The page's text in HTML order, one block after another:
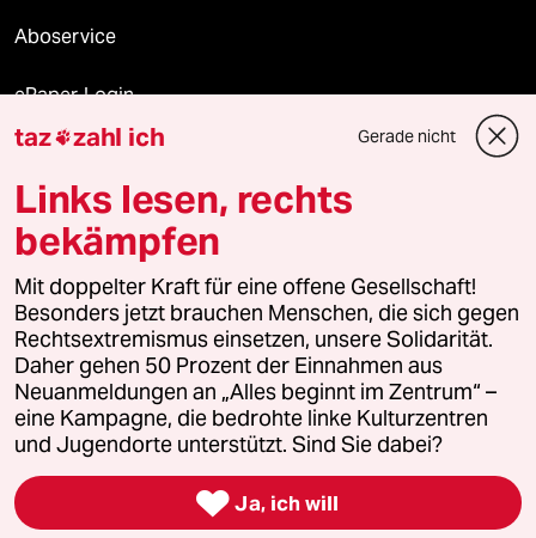
Aboservice
ePaper Login
Downloads für Abonnierende
© 2026 taz Verlags und Vertriebs GmbH
Alle Rechte vorbehalten. Bei rechtlichen Fragen oder für Genehmigungen
wenden Sie sich bitte an lizenzen@taz.de
Feedback Redaktionsstatut Kommune-Richtlinien
Leitlinie Informant Datenschutz Impressum AGB
Seitenwende Einwilligungen widerrufen (Ads)
taz zahl ich Gerade nicht
Links lesen, rechts
bekämpfen
Mit doppelter Kraft für eine offene Gesellschaft!
Besonders jetzt brauchen Menschen, die sich gegen
Rechtsextremismus einsetzen, unsere Solidarität.
Daher gehen 50 Prozent der Einnahmen aus
Neuanmeldungen an „Alles beginnt im Zentrum“ –
eine Kampagne, die bedrohte linke Kulturzentren
und Jugendorte unterstützt. Sind Sie dabei?
 Ja, ich will